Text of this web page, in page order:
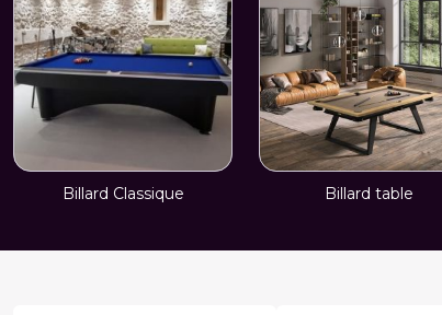
Billard Classique Billard table